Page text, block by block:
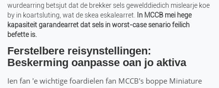
wurdearring betsjut dat de brekker sels gewelddiedich mislearje koe
by in koartsluting, wat de skea eskalearret.
In MCCB mei hege
kapasiteit garandearret dat sels in worst-case senario feilich
befette is.
Ferstelbere reisynstellingen:
Beskerming oanpasse oan jo aktiva
Ien fan 'e wichtige foardielen fan MCCB's boppe Miniature